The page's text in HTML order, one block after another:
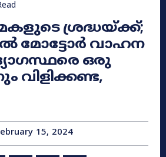
ശ്രദ്ധയ്ക്ക്;
മോട്ടോർ വാഹന
ഒരു
വിളിക്കണ്ട,
15, 2024